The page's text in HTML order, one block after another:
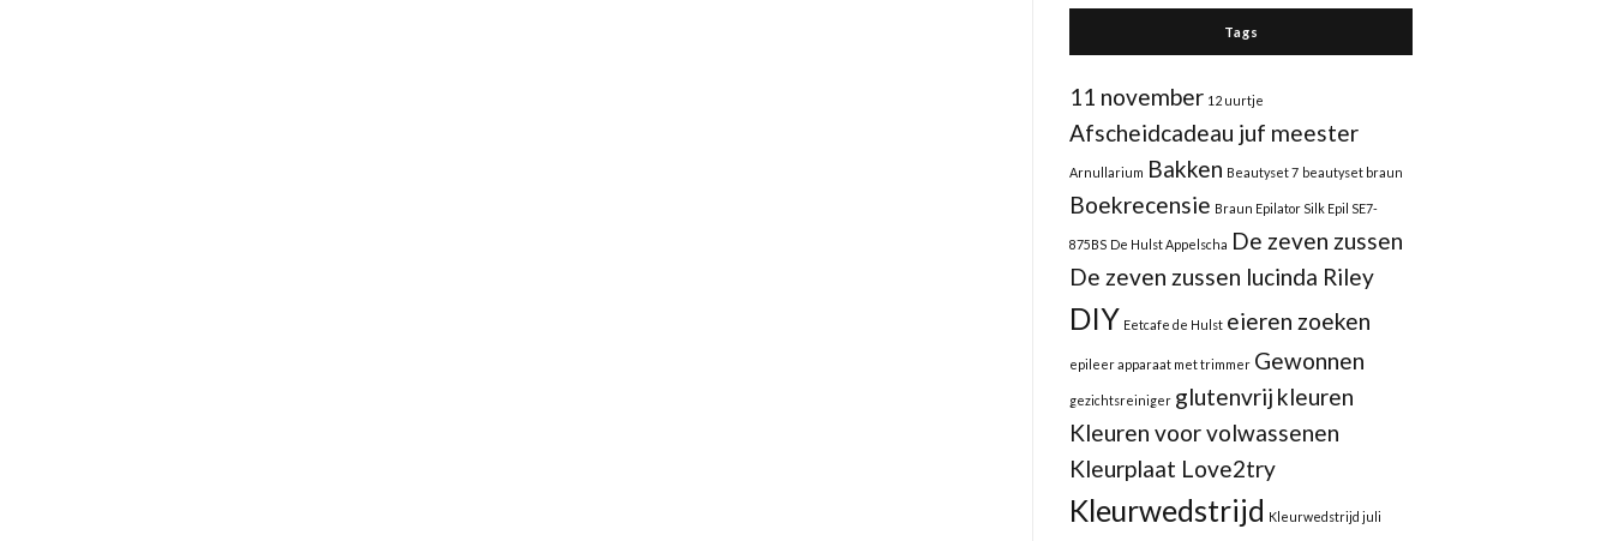
Tags
11 november 12 uurtje
Afscheidcadeau juf meester
Arnullarium Bakken Beautyset 7 beautyset braun
Boekrecensie Braun Epilator Silk Epil SE7-
875BS De Hulst Appelscha De zeven zussen
De zeven zussen lucinda Riley
DIY Eetcafe de Hulst eieren zoeken
epileer apparaat met trimmer Gewonnen
gezichtsreiniger glutenvrij kleuren
Kleuren voor volwassenen
Kleurplaat Love2try
Kleurwedstrijd Kleurwedstrijd juli